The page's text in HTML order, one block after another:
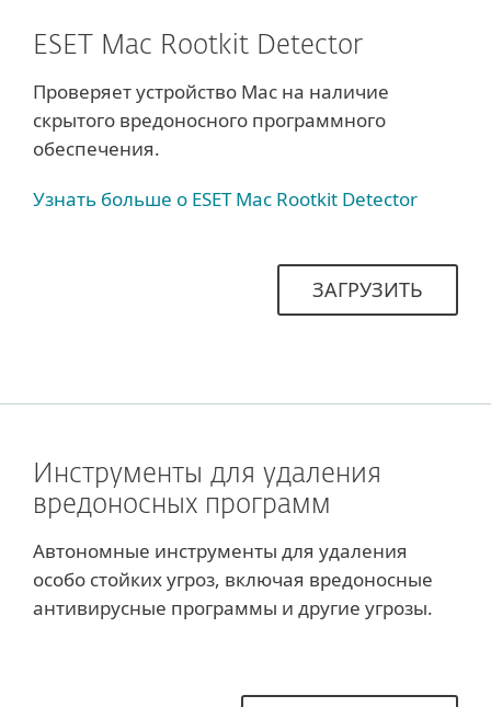
ESET Mac Rootkit Detector
Проверяет устройство Mac на наличие
скрытого вредоносного программного
обеспечения.
Узнать больше о ESET Мac Rootkit Detector
ЗАГРУЗИТЬ
Инструменты для удаления
вредоносных программ
Автономные инструменты для удаления
особо стойких угроз, включая вредоносные
антивирусные программы и другие угрозы.